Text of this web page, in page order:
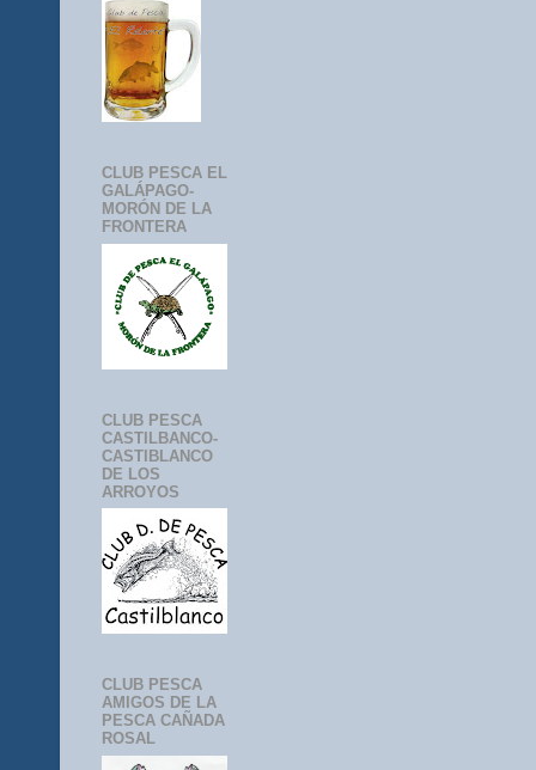
CLUB PESCA EL
GALÁPAGO-
MORÓN DE LA
FRONTERA
CLUB PESCA
CASTILBANCO-
CASTIBLANCO
DE LOS
ARROYOS
CLUB PESCA
AMIGOS DE LA
PESCA CAÑADA
ROSAL